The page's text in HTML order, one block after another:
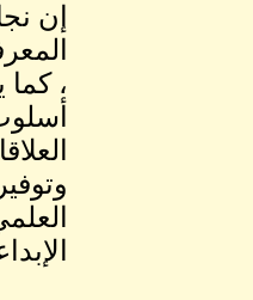
إن
، كما